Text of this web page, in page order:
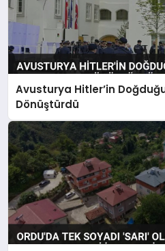
Avusturya Hitler’in
Dönüştürdü